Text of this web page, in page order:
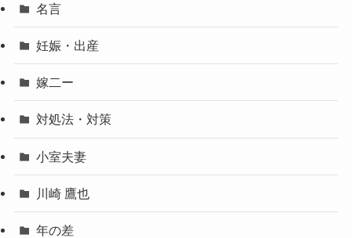
名言
妊娠・出産
嫁二ー
対処法・対策
小室夫妻
川崎 鷹也
年の差